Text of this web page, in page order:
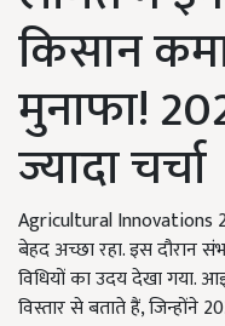
किसान
मुनाफा!
ज्यादा चर्चा
Agricultural Innovations
बेहद अच्छा रहा. इस दौरान
विधियों का उदय देखा गया.
विस्तार से बताते हैं, जिन्होंने